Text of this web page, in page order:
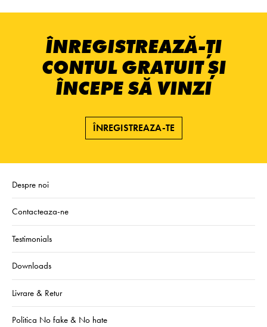
ÎNREGISTREAZĂ-ȚI
CONTUL GRATUIT ȘI
ÎNCEPE SĂ VINZI
ÎNREGISTREAZA-TE
Despre noi
Contacteaza-ne
Testimonials
Downloads
Livrare & Retur
Politica No fake & No hate